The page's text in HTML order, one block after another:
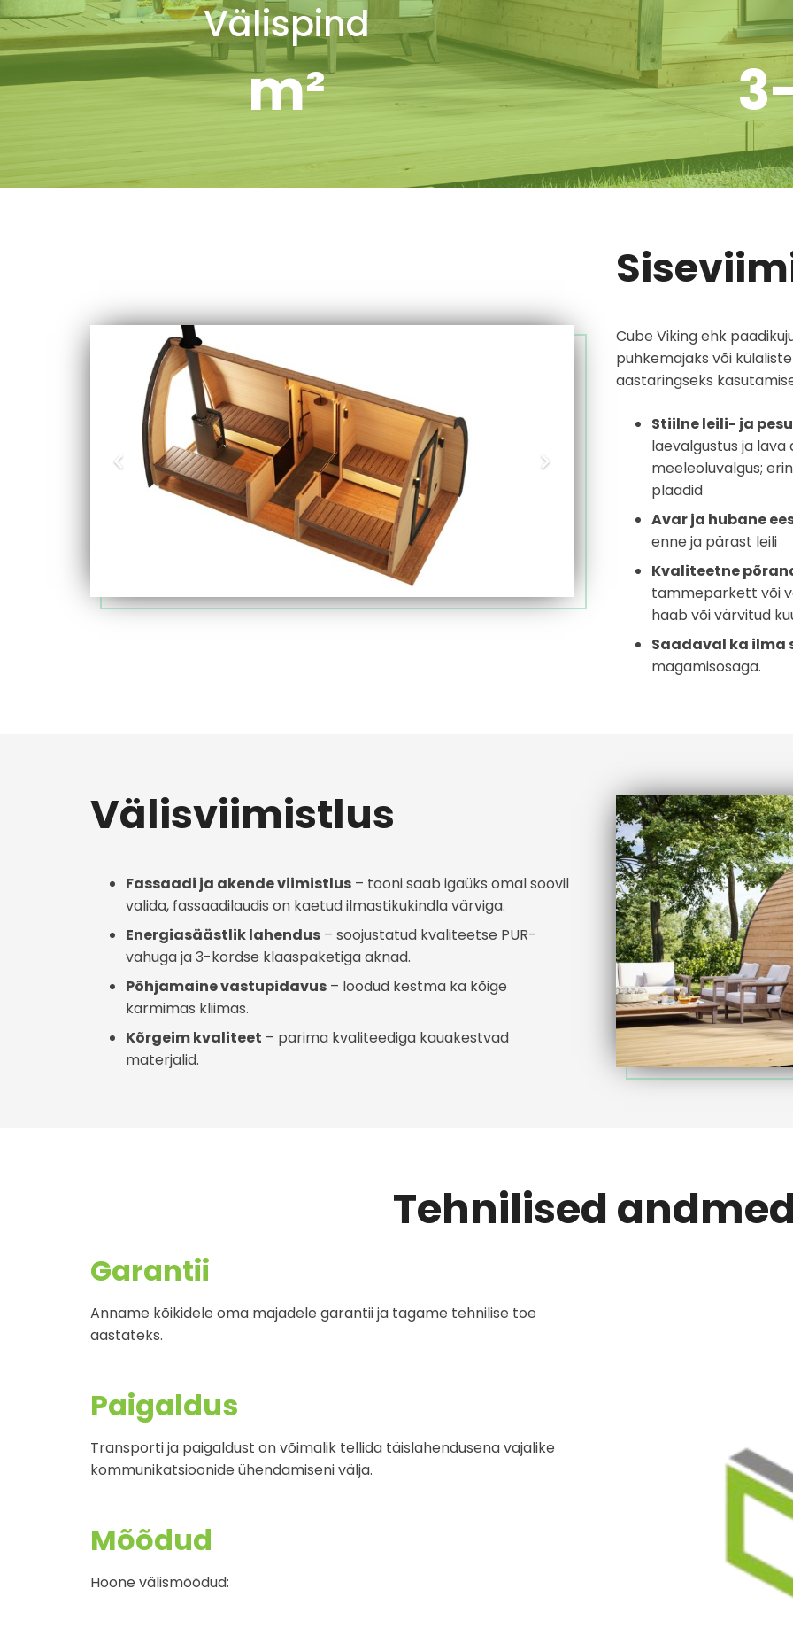
Välispind
m²
Cube Viking ehk
puhkemajaks või
aastaringseks
Stiilne leili- ja
laevalgustus ja
meeleoluvalgus;
plaadid
Avar ja hubane
enne ja pärast leili
Kvaliteetne
tammeparkett või
haab või värvitud
Saadaval ka ilma
magamisosaga.
Välisviimistlus
Fassaadi ja akende viimistlus – tooni saab igaüks omal soovil
valida, fassaadilaudis on kaetud ilmastikukindla värviga.
Energiasäästlik lahendus – soojustatud kvaliteetse PUR-
vahuga ja 3-kordse klaaspaketiga aknad.
Põhjamaine vastupidavus – loodud kestma ka kõige
karmimas kliimas.
Kõrgeim kvaliteet – parima kvaliteediga kauakestvad
materjalid.
Tehnilised
Garantii
Anname kõikidele oma majadele garantii ja tagame tehnilise toe
aastateks.
Paigaldus
Transporti ja paigaldust on võimalik tellida täislahendusena vajalike
kommunikatsioonide ühendamiseni välja.
Mõõdud
Hoone välismõõdud: